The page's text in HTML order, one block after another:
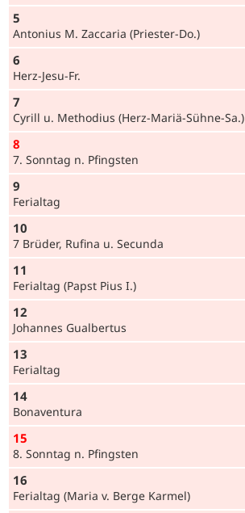
5
Antonius M. Zaccaria (Prie­ster-Do.)
6
Herz-Jesu-Fr.
7
Cyrill u. Methodius (Herz-Mariä-Sühne-Sa.)
8
7. Sonntag n. Pfingsten
9
Ferialtag
10
7 Brüder, Rufina u. Secunda
11
Ferialtag (Papst Pius I.)
12
Johannes Gualbertus
13
Ferialtag
14
Bonaventura
15
8. Sonntag n. Pfingsten
16
Ferialtag (Maria v. Berge Karmel)